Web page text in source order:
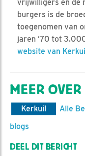
vrijwilligers en de
burgers is de
toegenomen van
jaren ’70 tot
website van
MEER OVER
Kerkuil
Alle
blogs
DEEL DIT BERICHT